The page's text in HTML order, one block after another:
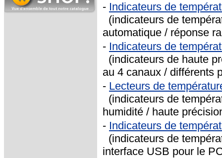
- Indicateurs de
(indicateurs de
automatique / réponse
- Indicateurs de
(indicateurs de haute
au 4 canaux / différents
- Lecteurs de
(indicateurs de
humidité / haute
- Indicateurs de
(indicateurs de
interface USB pour le